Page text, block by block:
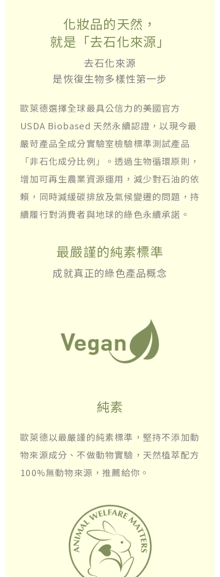
化妝品的天然，
就是「去石化來源」
去石化來源
是恢復生物多樣性第一步
歐萊德選擇全球最具公信力的美國官方
USDA Biobased 天然永續認證，以現今最
嚴苛產品全成分實驗室檢驗標準測試產品
「非石化成分比例」。透過生物循環原則，
增加可再生農業資源運用，減少對石油的依
賴，同時減緩碳排放及氣候變遷的問題，持
續履行對消費者與地球的綠色永續承諾。
最嚴謹的純素標準
成就真正的綠色產品概念
純素
歐萊德以最嚴謹的純素標準，堅持不添加動
物來源成分、不做動物實驗，天然植萃配方
100%無動物來源，推薦給你。